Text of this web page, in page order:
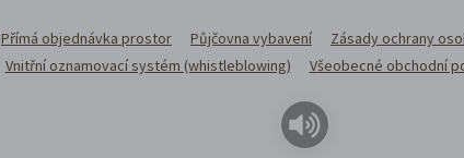
Přímá objednávka prostor Půjčovna vybavení Zásady ochrany
Vnitřní oznamovací systém (whistleblowing) Všeobecné obchodní